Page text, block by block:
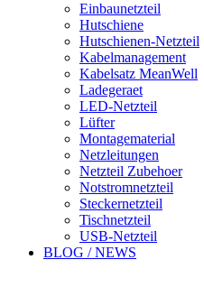
Einbaunetzteil
Hutschiene
Hutschienen-Netzteil
Kabelmanagement
Kabelsatz MeanWell
Ladegeraet
LED-Netzteil
Lüfter
Montagematerial
Netzleitungen
Netzteil Zubehoer
Notstromnetzteil
Steckernetzteil
Tischnetzteil
USB-Netzteil
BLOG / NEWS